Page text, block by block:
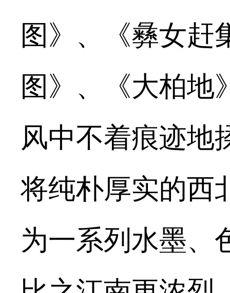
图》、《彝女赶
图》、《大柏地
风中不着痕迹地
将纯朴厚实的西
为一系列水墨、